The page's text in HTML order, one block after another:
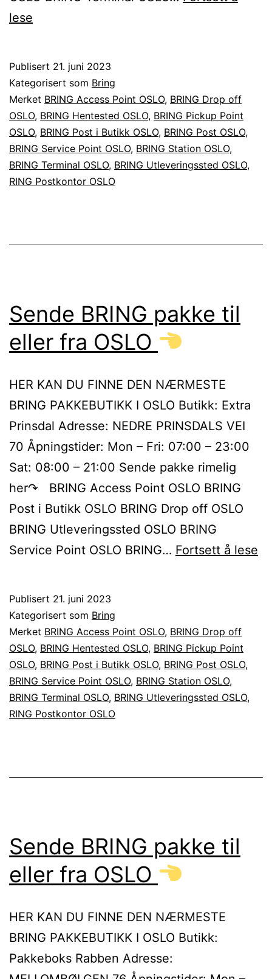
lese
til
eller
fra
OSLO
Publisert 21. juni 2023
Kategorisert som Bring
Merket BRING Access Point OSLO, BRING Drop off
OSLO, BRING Hentested OSLO, BRING Pickup Point
OSLO, BRING Post i Butikk OSLO, BRING Post OSLO,
BRING Service Point OSLO, BRING Station OSLO,
BRING Terminal OSLO, BRING Utleveringssted OSLO,
RING Postkontor OSLO
Sende BRING pakke til
eller fra OSLO
HER KAN DU FINNE DEN NÆRMESTE
BRING PAKKEBUTIKK I OSLO Butikk: Extra
Prinsdal Adresse: NEDRE PRINSDALS VEI
70 Åpningstider: Mon – Fri: 07:00 – 23:00
Sat: 08:00 – 21:00 Sende pakke rimelig
her↷ BRING Access Point OSLO BRING
Post i Butikk OSLO BRING Drop off OSLO
BRING Utleveringssted OSLO BRING
Service Point OSLO BRING… Fortsett å lese
Publisert 21. juni 2023
Kategorisert som Bring
Merket BRING Access Point OSLO, BRING Drop off
OSLO, BRING Hentested OSLO, BRING Pickup Point
OSLO, BRING Post i Butikk OSLO, BRING Post OSLO,
BRING Service Point OSLO, BRING Station OSLO,
BRING Terminal OSLO, BRING Utleveringssted OSLO,
RING Postkontor OSLO
Sende BRING pakke til
eller fra OSLO
HER KAN DU FINNE DEN NÆRMESTE
BRING PAKKEBUTIKK I OSLO Butikk:
Pakkeboks Rabben Adresse: